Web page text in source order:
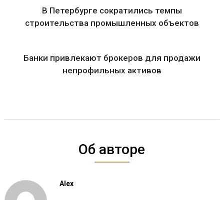
В Петербурге сократились темпы
строительства промышленных объектов
Банки привлекают брокеров для продажи
непрофильных активов
Об авторе
Alex